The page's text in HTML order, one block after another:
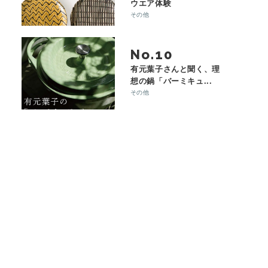
ウエア体験
その他
No.
有元葉子さんと聞く、理
想の鍋「バーミキュ...
その他